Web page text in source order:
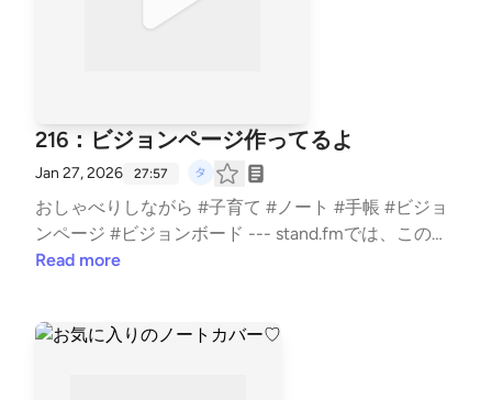
216：ビジョンページ作ってるよ
Jan 27, 2026 27:57
おしゃべりしながら #子育て #ノート #手帳 #ビジョ
ンページ #ビジョンボード --- stand.fmでは、この放
送にいいね・コメント・レター送信ができます。 htt
Read more